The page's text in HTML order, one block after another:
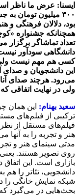
ایسنا: عرض ما ناظر
۳۰۰ میلیون تومان
بود، دلالان فرهنگی و
همچنانکه جشنواره
تعداد تماشاگر
دانشگاهی سودآور
کسی هم مهم نیست ولی
این دانشجویان و
می‌رود. هرچند صدای
ولی در نهایت اتفاقی
سعید بهنام: این همان
ترکیبی از فیلم‌های
فیلم‌های مستقل از
هنر و تجربه را به آنها
مدتی سینمای هنر و
روی تصویر هستند.
بازاری است. این اتفاق
دانشجویی، تئاتر را
شبکه نمایش خانگی را
بحث‌هایی در می‌گیرد که